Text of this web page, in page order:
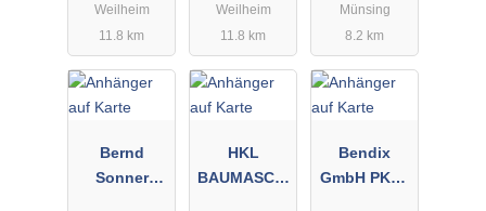
Weilheim
11.8 km
Weilheim
11.8 km
Sebald
Münsing
8.2 km
Bernd
Sonner
HKL
BAUMASCHI
Bendix
GmbH PKW-